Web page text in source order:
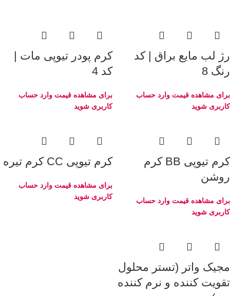
رژ لب مایع براق | کد
رنگ 8
برای مشاهده قیمت وارد حساب
کاربری شوید
کرم پودر تیوپی مات |
کد 4
برای مشاهده قیمت وارد حساب
کاربری شوید
کرم تیوپی BB کرم
روشن
برای مشاهده قیمت وارد حساب
کاربری شوید
کرم تیوپی CC کرم تیره
برای مشاهده قیمت وارد حساب
کاربری شوید
مجیک واتر (تستر محلول
تقویت کننده و نرم کننده